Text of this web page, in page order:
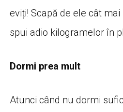
eviți! Scapă de ele cât
spui adio kilogramelor în
Dormi prea mult
Atunci când nu dormi